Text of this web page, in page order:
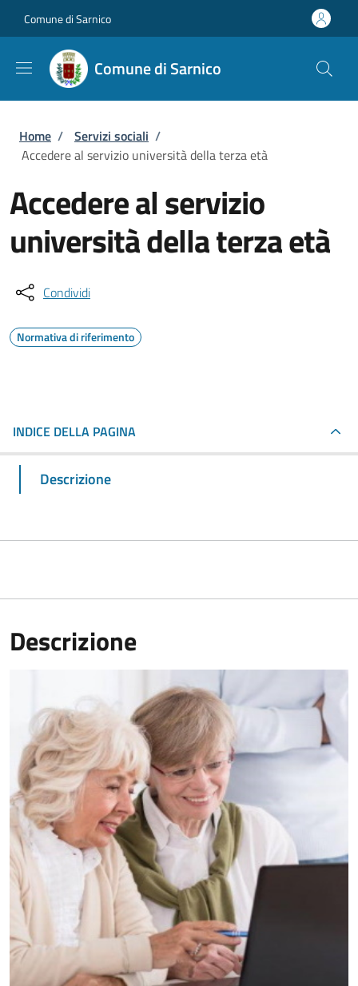
Comune di Sarnico
Comune di Sarnico
Briciole di pane
Home / Servizi sociali /
Accedere al servizio università della terza età
Accedere al servizio
università della terza età
Condividi
Normativa di riferimento
INDICE DELLA PAGINA
Descrizione
Descrizione